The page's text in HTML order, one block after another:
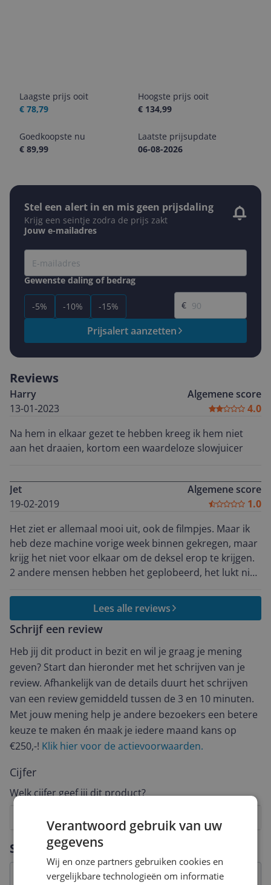
Laagste prijs ooit
€ 78,79
Hoogste prijs ooit
€ 134,99
Goedkoopste nu
€ 89,99
Laatste prijsupdate
06-08-2026
Stel een alert in en mis geen prijsdaling
Krijg een seintje zodra de prijs zakt
Jouw e-mailadres
Gewenste daling of bedrag
-5% -10% -15%
Gewenste prijs
€
Prijsalert aanzetten
Specificaties
Reviews
Harry
13-01-2023
Algemene score
4.0
Na hem in elkaar gezet te hebben kreeg ik hem niet
aan het draaien, kortom een waardeloze slowjuicer
Jet
19-02-2019
Algemene score
1.0
Het ziet er allemaal mooi uit, ook de filmpjes. Maar ik
heb deze machine vorige week binnen gekregen, maar
krijg het niet voor elkaar om de deksel erop te krijgen.
2 andere mensen hebben het geplobeerd, het lukt niet.
Lees alle reviews
Schrijf een review
Heb jij dit product in bezit en wil je graag je mening
geven? Start dan hieronder met het schrijven van je
review. Afhankelijk van de details duurt het schrijven
van een review gemiddeld tussen de 3 en 10 minuten.
Met jouw mening help je andere bezoekers een betere
keuze te maken én maak je iedere maand kans op
€250,-! Klik hier voor de actievoorwaarden.
Cijfer
Welk cijfer geef jij dit product?
Verantwoord gebruik van uw
gegevens
Wij en onze partners gebruiken cookies en
vergelijkbare technologieën om informatie